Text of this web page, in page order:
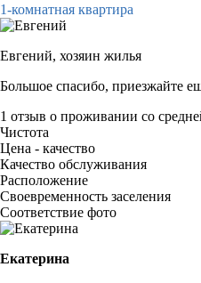
1-комнатная квартира
Евгений, хозяин жилья
Большое спасибо, приезжайте
1 отзыв о проживании со
Чистота
Цена - качество
Качество обслуживания
Расположение
Своевременность заселения
Соответствие фото
Екатерина